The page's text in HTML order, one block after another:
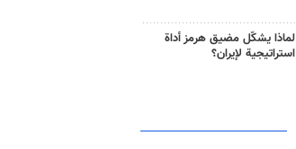
لماذا يشكّل مضيق هرمز أداة
استراتيجية لإيران؟